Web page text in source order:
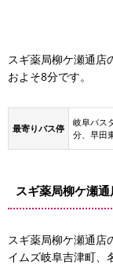
スギ薬局柳ケ瀬通店
およそ8分です。
最寄りバス停
岐阜バス
分、早田
スギ薬局柳ケ瀬
スギ薬局柳ケ瀬通店
イムズ岐阜吉津町、